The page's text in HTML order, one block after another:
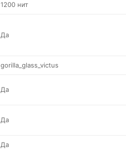
1200 нит
Да
gorilla_glass_victus
Да
Да
Да